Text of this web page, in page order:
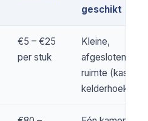
geschikt
€5 – €25
per stuk
Kleine,
afgesloten
ruimte (kast,
kelderhoek)